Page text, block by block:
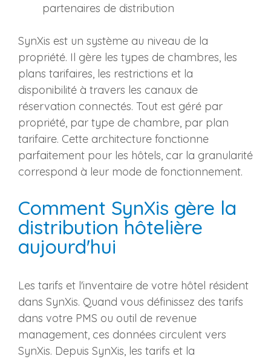
partenaires de distribution
SynXis est un système au niveau de la
propriété. Il gère les types de chambres, les
plans tarifaires, les restrictions et la
disponibilité à travers les canaux de
réservation connectés. Tout est géré par
propriété, par type de chambre, par plan
tarifaire. Cette architecture fonctionne
parfaitement pour les hôtels, car la granularité
correspond à leur mode de fonctionnement.
Comment SynXis gère la
distribution hôtelière
aujourd'hui
Les tarifs et l'inventaire de votre hôtel résident
dans SynXis. Quand vous définissez des tarifs
dans votre PMS ou outil de revenue
management, ces données circulent vers
SynXis. Depuis SynXis, les tarifs et la